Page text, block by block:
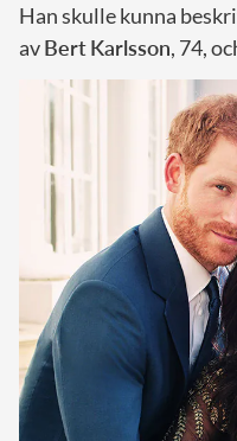
Han skulle kunna
avBertKarlsson, 74,